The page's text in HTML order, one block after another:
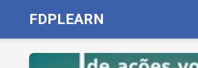
FDPLEARN